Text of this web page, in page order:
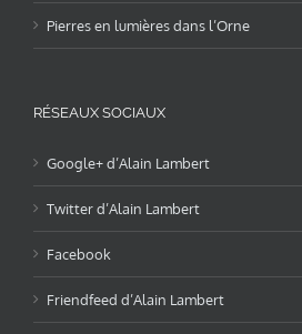
Pierres en lumières dans l’Orne
RÉSEAUX SOCIAUX
Google+ d’Alain Lambert
Twitter d’Alain Lambert
Facebook
Friendfeed d’Alain Lambert